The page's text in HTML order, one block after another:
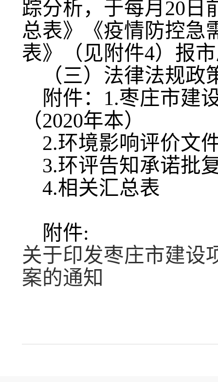
踪分析，于每月20日
总表》《疫情防控急
表》（见附件4）报
（三）法律法规
附件：1.枣庄市建
（2020年本）
2.环境影响评价文
3.环评告知承诺批
4.相关汇总表
附件:
关于印发枣庄市建设
案的通知